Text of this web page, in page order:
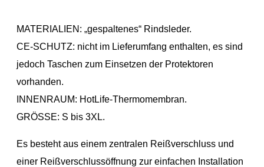
MATERIALIEN: „gespaltenes“ Rindsleder.
CE-SCHUTZ: nicht im Lieferumfang enthalten, es sind
jedoch Taschen zum Einsetzen der Protektoren
vorhanden.
INNENRAUM: HotLife-Thermomembran.
GRÖSSE: S bis 3XL.
Es besteht aus einem zentralen Reißverschluss und
einer Reißverschlussöffnung zur einfachen Installation